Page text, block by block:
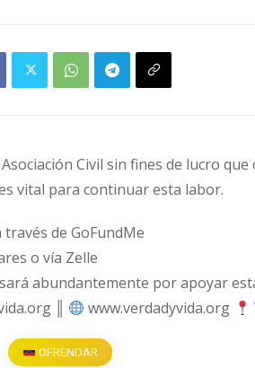
Civil sin fines de lucro
vital para continuar esta labor.
de GoFundMe
o vía Zelle
abundantemente por apoyar
║
www.verdadyvida.org
OFRENDAR